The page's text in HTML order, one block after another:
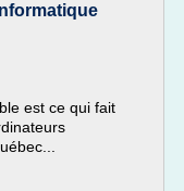
est ce qui fait